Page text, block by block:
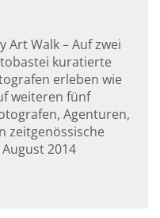
Art Walk – Auf zwei
kuratierte
erleben wie
weiteren fünf
Agenturen,
zeitgenössische
2014